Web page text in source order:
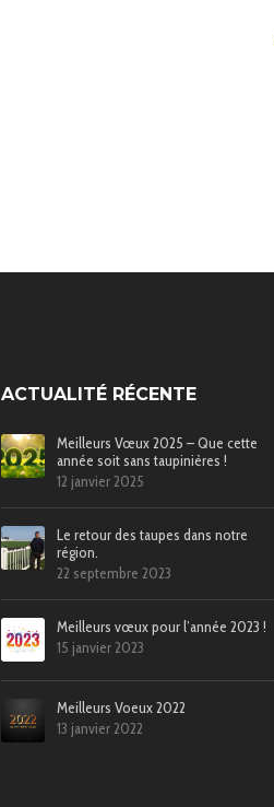
ACTUALITÉ RÉCENTE
Meilleurs Vœux 2025 – Que cette
année soit sans taupinières !
12 janvier 2025
Le retour des taupes dans notre
région.
22 septembre 2023
Meilleurs vœux pour l’année 2023 !
15 janvier 2023
Meilleurs Voeux 2022
13 janvier 2022